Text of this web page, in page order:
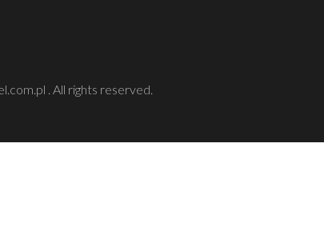
. All rights reserved.